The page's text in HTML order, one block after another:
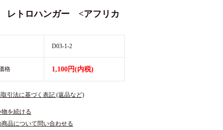
レトロハンガー <アフリカ
D03-1-2
格 1,100円(内税)
引法に基づく表記 (返品など)
物を続ける
商品について問い合わせる